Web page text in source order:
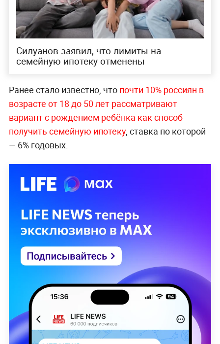
Силуанов заявил, что лимиты на
семейную ипотеку отменены
Ранее стало известно, что почти 10% россиян в
возрасте от 18 до 50 лет рассматривают
вариант с рождением ребёнка как способ
получить семейную ипотеку, ставка по которой
— 6% годовых.